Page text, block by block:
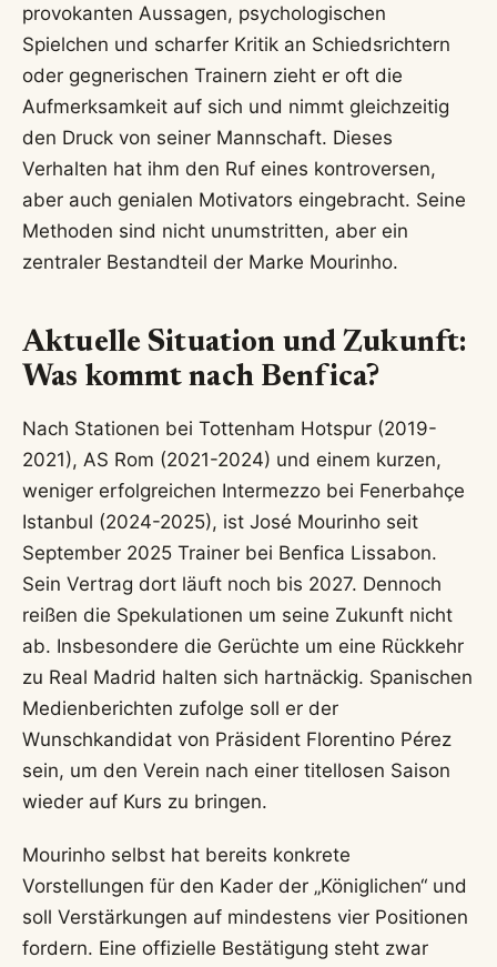
provokanten Aussagen, psychologischen
Spielchen und scharfer Kritik an Schiedsrichtern
oder gegnerischen Trainern zieht er oft die
Aufmerksamkeit auf sich und nimmt gleichzeitig
den Druck von seiner Mannschaft. Dieses
Verhalten hat ihm den Ruf eines kontroversen,
aber auch genialen Motivators eingebracht. Seine
Methoden sind nicht unumstritten, aber ein
zentraler Bestandteil der Marke Mourinho.
Aktuelle Situation und Zukunft:
Was kommt nach Benfica?
Nach Stationen bei Tottenham Hotspur (2019-
2021), AS Rom (2021-2024) und einem kurzen,
weniger erfolgreichen Intermezzo bei Fenerbahçe
Istanbul (2024-2025), ist José Mourinho seit
September 2025 Trainer bei Benfica Lissabon.
Sein Vertrag dort läuft noch bis 2027. Dennoch
reißen die Spekulationen um seine Zukunft nicht
ab. Insbesondere die Gerüchte um eine Rückkehr
zu Real Madrid halten sich hartnäckig. Spanischen
Medienberichten zufolge soll er der
Wunschkandidat von Präsident Florentino Pérez
sein, um den Verein nach einer titellosen Saison
wieder auf Kurs zu bringen.
Mourinho selbst hat bereits konkrete
Vorstellungen für den Kader der „Königlichen“ und
soll Verstärkungen auf mindestens vier Positionen
fordern. Eine offizielle Bestätigung steht zwar